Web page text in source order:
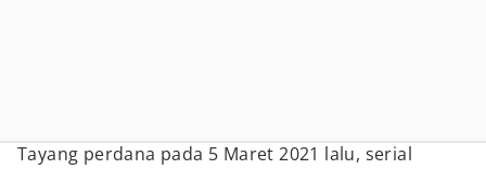
Tayang perdana pada 5 Maret 2021 lalu, serial